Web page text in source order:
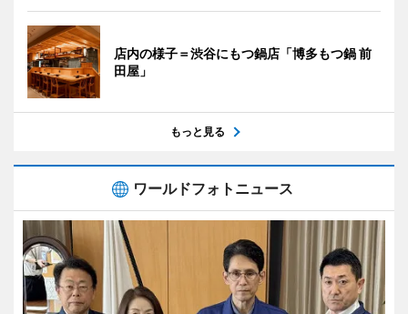
店内の様子＝渋谷にもつ鍋店「博多もつ鍋 前
田屋」
もっと見る
ワールドフォトニュース